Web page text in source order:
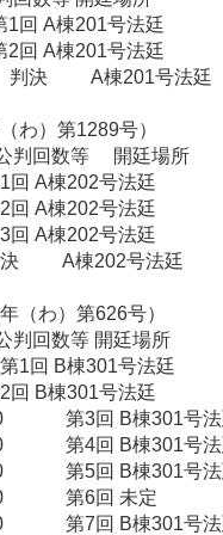
回 A棟201号法廷
回 A棟201号法廷
判決 A棟201号法廷
わ）第1289号）
回数等 開廷場所
回 A棟202号法廷
回 A棟202号法廷
回 A棟202号法廷
決 A棟202号法廷
（わ）第626号）
数等 開廷場所
1回 B棟301号法廷
回 B棟301号法廷
第3回 B棟301号法
第4回 B棟301号法
第5回 B棟301号法
第6回 未定
第7回 B棟301号法